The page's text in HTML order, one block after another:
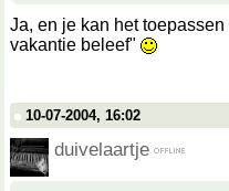
Ja, en je kan het
vakantie beleef"
10-07-2004, 16:02
duivelaartje